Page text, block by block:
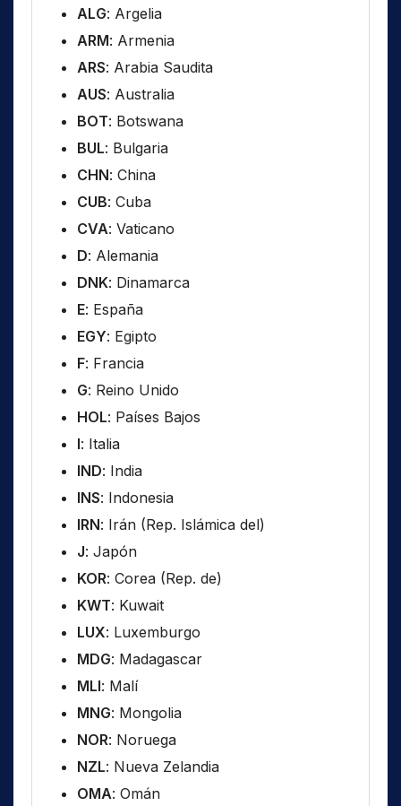
ALG: Argelia
ARM: Armenia
ARS: Arabia Saudita
AUS: Australia
BOT: Botswana
BUL: Bulgaria
CHN: China
CUB: Cuba
CVA: Vaticano
D: Alemania
DNK: Dinamarca
E: España
EGY: Egipto
F: Francia
G: Reino Unido
HOL: Países Bajos
I: Italia
IND: India
INS: Indonesia
IRN: Irán (Rep. Islámica del)
J: Japón
KOR: Corea (Rep. de)
KWT: Kuwait
LUX: Luxemburgo
MDG: Madagascar
MLI: Malí
MNG: Mongolia
NOR: Noruega
NZL: Nueva Zelandia
OMA: Omán